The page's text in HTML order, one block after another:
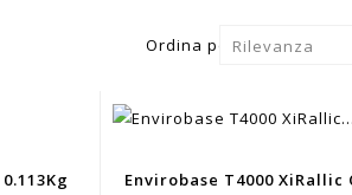
Ordina per:Rilevanza